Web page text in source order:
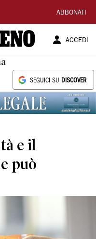
ABBONATI
ACCEDI
SEGUICI SU DISCOVER
e il
può